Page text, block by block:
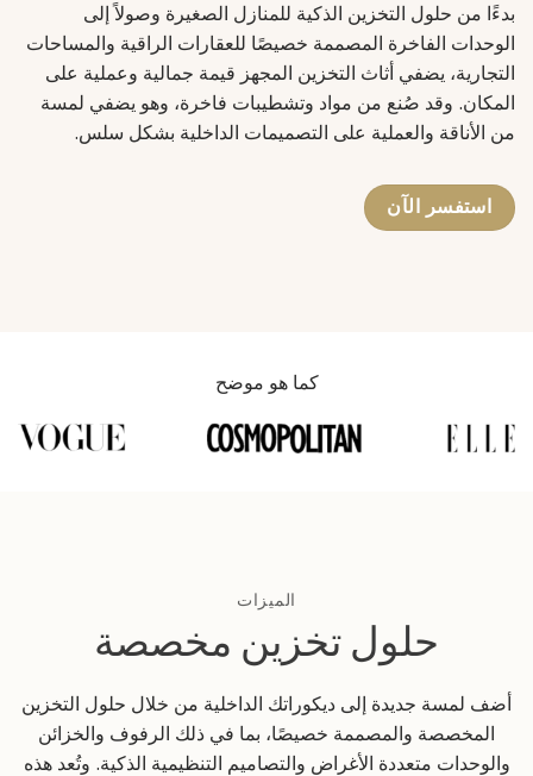
بدءًا من حلول التخزين الذكية للمنازل الصغيرة وصولاً إلى
الوحدات الفاخرة المصممة خصيصًا للعقارات الراقية والمساحات
التجارية، يضفي أثاث التخزين المجهز قيمة جمالية وعملية على
المكان. وقد صُنع من مواد وتشطيبات فاخرة، وهو يضفي لمسة
من الأناقة والعملية على التصميمات الداخلية بشكل سلس.
استفسر الآن
كما هو موضح
الميزات
حلول تخزين مخصصة
أضف لمسة جديدة إلى ديكوراتك الداخلية من خلال حلول التخزين
المخصصة والمصممة خصيصًا، بما في ذلك الرفوف والخزائن
والوحدات متعددة الأغراض والتصاميم التنظيمية الذكية. وتُعد هذه